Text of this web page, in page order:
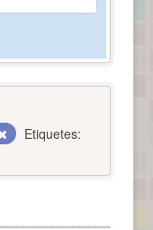
Etiquetes: